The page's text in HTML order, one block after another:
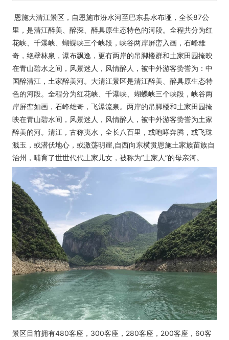
恩施大清江景区，自恩施市汾水河至巴东县水布垭，全长87公
里，是清江醉美、醉深、醉具原生态特色的河段。全程共分为红
花峡、千瀑峡、蝴蝶峡三个峡段，峡谷两岸屏峦入画，石峰雄
奇，绝壁林泉，瀑布飘逸，更有两岸的吊脚楼群和土家田园掩映
在青山碧水之间，风景迷人，风情醉人，被中外游客赞誉为：中
国醉清江，土家醉美河。大清江景区是清江醉美、醉具原生态特
色的河段。全程分为红花峡、千瀑峡、蝴蝶峡三个峡段，峡谷两
岸屏峦如画，石峰雄奇，飞瀑流泉。两岸的吊脚楼和土家田园掩
映在青山碧水间，风景迷人，风情醉人，被中外游客赞誉为土家
醉美的河。 清江，古称夷水，全长八百里，或咆哮奔腾，或飞珠
溅玉，或潜伏地心，或激荡明崖,自西向东横贯恩施土家族苗族自
治州，哺育了世世代代土家儿女，被称为“土家人”的母亲河。
景区目前拥有480客座，300客座，280客座，200客座，60客